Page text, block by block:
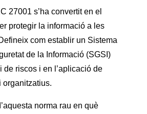
27001 s’ha convertit en el
protegir la informació a les
com establir un Sistema
de la Informació (SGSI)
de riscos i en l’aplicació de
organitzatius.
norma rau en què